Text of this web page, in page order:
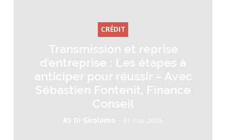
CRÉDIT
Transmission et reprise
d’entreprise : Les étapes à
anticiper pour réussir – Avec
Sébastien Fontenit, Finance
Conseil
AS Di Girolamo - 31 mai 2026